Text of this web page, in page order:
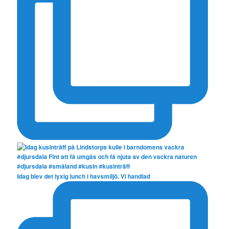
Idag blev det lyxig lunch i havsmiljö. Vi handlad